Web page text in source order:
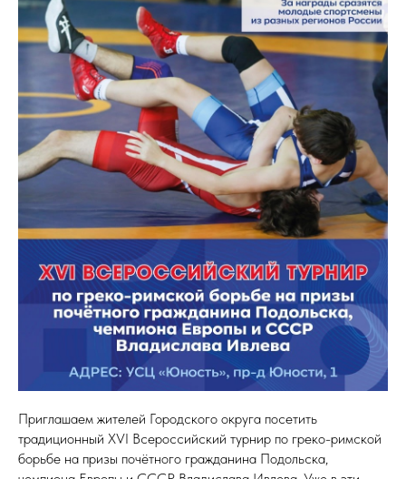
Приглашаем жителей Городского округа посетить
традиционный XVI Всероссийский турнир по греко-римской
борьбе на призы почётного гражданина Подольска,